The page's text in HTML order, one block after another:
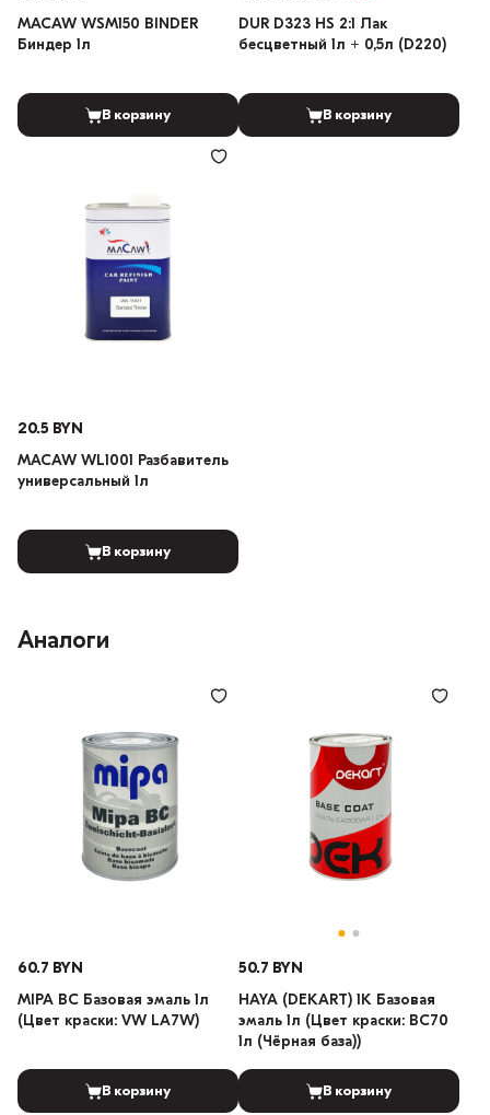
MACAW WSM150 BINDER
Биндер 1л
В корзину
DUR D323 HS 2:1 Лак
бесцветный 1л + 0,5л (D220)
В корзину
20.5 BYN
MACAW WL1001 Разбавитель
универсальный 1л
В корзину
Аналоги
60.7 BYN
MIPA BC Базовая эмаль 1л
(Цвет краски: VW LA7W)
В корзину
50.7 BYN
HAYA (DEKART) 1К Базовая
эмаль 1л (Цвет краски: BC70
1л (Чёрная база))
В корзину